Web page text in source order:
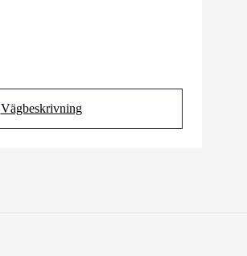
Vägbeskrivning
(Opens in new tab)